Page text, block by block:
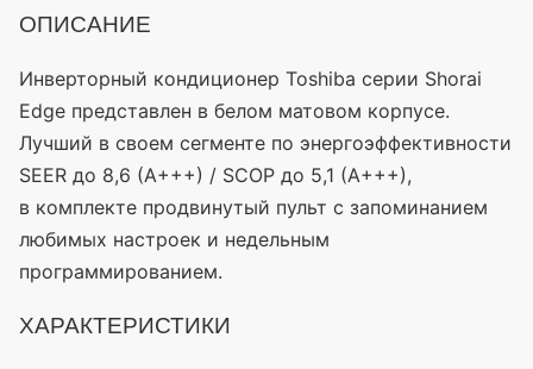
ОПИСАНИЕ
Инверторный кондиционер Toshiba серии Shorai
Edge представлен в белом матовом корпусе.
Лучший в своем сегменте по энергоэффективности
SEER до 8,6 (А+++) / SCOP до 5,1 (А+++),
в комплекте продвинутый пульт с запоминанием
любимых настроек и недельным
программированием.
ХАРАКТЕРИСТИКИ